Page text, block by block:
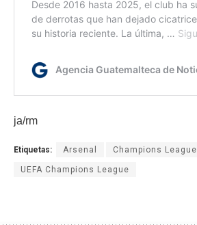
ja/rm
Etiquetas: Arsenal Champions League
UEFA Champions League